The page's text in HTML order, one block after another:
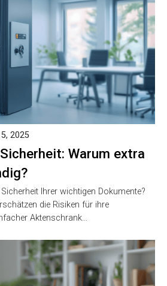
Warum extra
2025
Ihrer wichtigen Dokumente?
die Risiken für ihre
Aktenschrank…